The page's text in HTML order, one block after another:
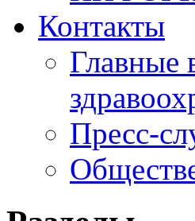
Контакты
Главные
Пресс-